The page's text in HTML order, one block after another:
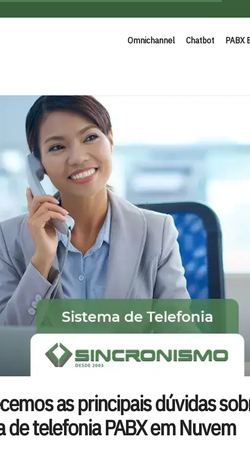
Omnichannel Chatbot PABX
as principais dúvidas
de telefonia PABX em Nuvem